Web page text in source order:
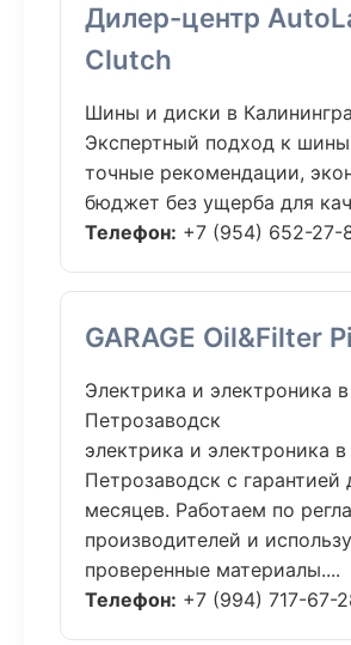
Дилер-центр
Clutch
Шины и диски в
Экспертный подход к
точные рекомендации,
бюджет без ущерба для
Телефон: +7 (954) 652-27-
GARAGE Oil&Filter
Электрика и электроника в
Петрозаводск
электрика и электроника в
Петрозаводск с гарантией
месяцев. Работаем по
производителей и
проверенные материалы....
Телефон: +7 (994) 717-67-